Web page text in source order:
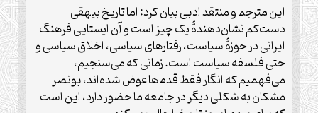
این مترجم و منتقد ادبی بیان کرد: اما تاریخ بیهقی
دست‌کم نشان‌دهندۀ یک چیز است و آن ایستایی فرهنگ
ایرانی در حوزۀ سیاست، رفتارهای سیاسی، اخلاق سیاسی و
حتی فلسفه سیاست است. زمانی که می‌سنجیم،
می‌فهمیم که انگار فقط قدم‌ها عوض شده‌اند، بونصر
مشکان به شکلی دیگر در جامعه ما حضور دارد، این است